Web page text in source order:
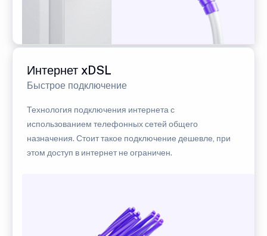
Интернет xDSL
Быстрое подключение
Технология подключения интернета с
использованием телефонных сетей общего
назначения. Стоит такое подключение дешевле, при
этом доступ в интернет не ограничен.